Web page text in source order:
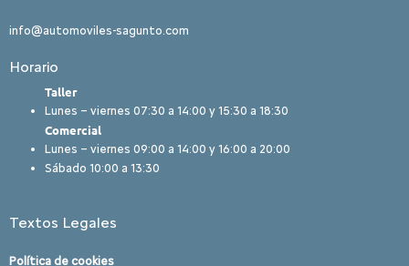
info@automoviles-sagunto.com
Horario
Taller
Lunes – viernes 07:30 a 14:00 y 15:30 a 18:30
Comercial
Lunes – viernes 09:00 a 14:00 y 16:00 a 20:00
Sábado 10:00 a 13:30
Textos Legales
Política de cookies